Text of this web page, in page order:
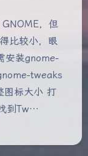
，但
比较小，眼
安装gnome-
tweaks
标大小 打
到Tw…